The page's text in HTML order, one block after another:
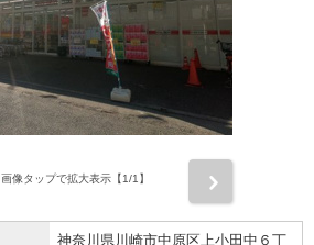
画像タップで拡大表示【1/1】
神奈川県川崎市中原区上小田中６丁